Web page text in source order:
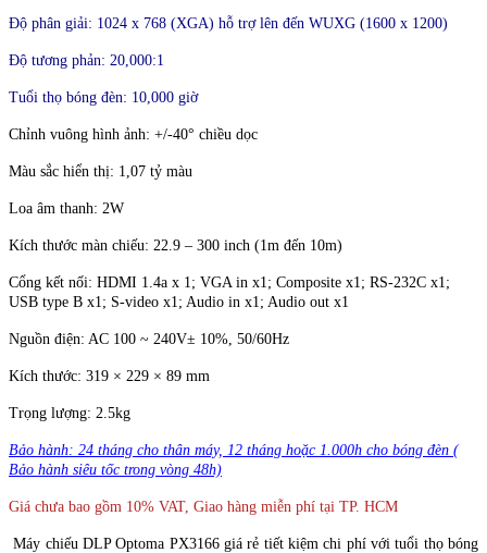
Độ phân giải: 1024 x 768 (XGA) hỗ trợ lên đến WUXG (1600 x 1200)
Độ tương phản: 20,000:1
Tuổi thọ bóng đèn: 10,000 giờ
Chỉnh vuông hình ảnh: +/-40° chiều dọc
Màu sắc hiển thị: 1,07 tỷ màu
Loa âm thanh: 2W
Kích thước màn chiếu: 22.9 – 300 inch (1m đến 10m)
Cổng kết nối: HDMI 1.4a x 1; VGA in x1; Composite x1; RS-232C x1;
USB type B x1; S-video x1; Audio in x1; Audio out x1
Nguồn điện: AC 100 ~ 240V± 10%, 50/60Hz
Kích thước: 319 × 229 × 89 mm
Trọng lượng: 2.5kg
Bảo hành: 24 tháng cho thân máy, 12 tháng hoặc 1.000h cho bóng đèn (
Bảo hành siêu tốc trong vòng 48h)
Giá chưa bao gồm 10% VAT, Giao hàng miễn phí tại TP. HCM
Máy chiếu DLP Optoma PX3166 giá rẻ tiết kiệm chi phí với tuổi thọ bóng